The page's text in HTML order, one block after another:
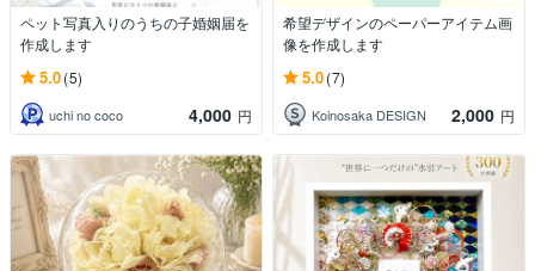
ペット写真入りのうちの子婚姻届を
作成します
5.0(5)
uchi no coco 4,000 円
希望デザインのペーパーアイテム画
像を作成します
5.0(7)
Koinosaka DESIGN 2,000 円